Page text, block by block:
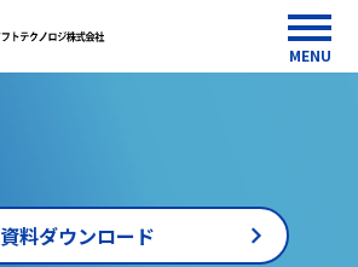
MENU
資料ダウンロード